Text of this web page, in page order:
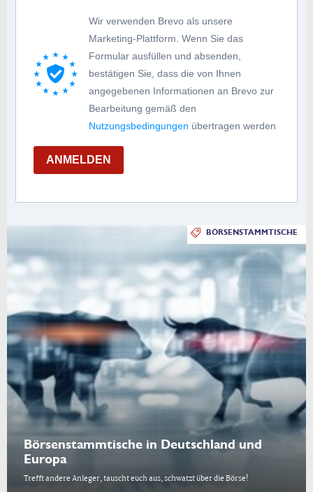
Wir verwenden Brevo als unsere
Marketing-Plattform. Wenn Sie das
Formular ausfüllen und absenden,
bestätigen Sie, dass die von Ihnen
angegebenen Informationen an Brevo zur
Bearbeitung gemäß den
Nutzungsbedingungen übertragen werden
ANMELDEN
BÖRSENSTAMMTISCHE
Börsenstammtische in Deutschland und
Europa
Trefft andere Anleger, tauscht euch aus, schwatzt über die Börse!